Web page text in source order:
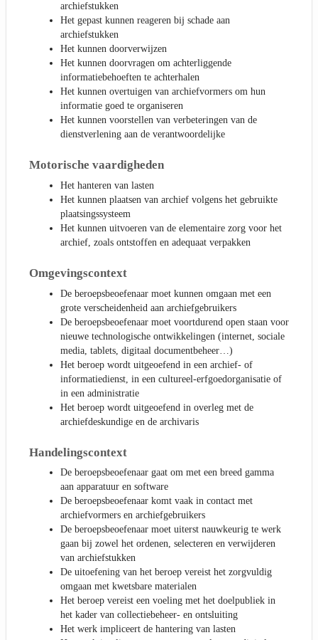
archiefstukken
Het gepast kunnen reageren bij schade aan
archiefstukken
Het kunnen doorverwijzen
Het kunnen doorvragen om achterliggende
informatiebehoeften te achterhalen
Het kunnen overtuigen van archiefvormers om hun
informatie goed te organiseren
Het kunnen voorstellen van verbeteringen van de
dienstverlening aan de verantwoordelijke
Motorische vaardigheden
Het hanteren van lasten
Het kunnen plaatsen van archief volgens het gebruikte
plaatsingssysteem
Het kunnen uitvoeren van de elementaire zorg voor het
archief, zoals ontstoffen en adequaat verpakken
Omgevingscontext
De beroepsbeoefenaar moet kunnen omgaan met een
grote verscheidenheid aan archiefgebruikers
De beroepsbeoefenaar moet voortdurend open staan voor
nieuwe technologische ontwikkelingen (internet, sociale
media, tablets, digitaal documentbeheer…)
Het beroep wordt uitgeoefend in een archief- of
informatiedienst, in een cultureel-erfgoedorganisatie of
in een administratie
Het beroep wordt uitgeoefend in overleg met de
archiefdeskundige en de archivaris
Handelingscontext
De beroepsbeoefenaar gaat om met een breed gamma
aan apparatuur en software
De beroepsbeoefenaar komt vaak in contact met
archiefvormers en archiefgebruikers
De beroepsbeoefenaar moet uiterst nauwkeurig te werk
gaan bij zowel het ordenen, selecteren en verwijderen
van archiefstukken
De uitoefening van het beroep vereist het zorgvuldig
omgaan met kwetsbare materialen
Het beroep vereist een voeling met het doelpubliek in
het kader van collectiebeheer- en ontsluiting
Het werk impliceert de hantering van lasten